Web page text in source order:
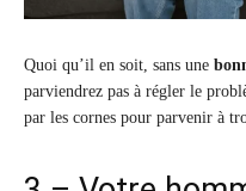
Quoi qu’il en soit, sans une
parviendrez pas à régler le
par les cornes pour parvenir à